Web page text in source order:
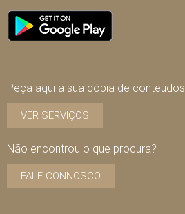
Peça aqui a sua cópia de
VER SERVIÇOS
Não encontrou o que procura?
FALE CONNOSCO